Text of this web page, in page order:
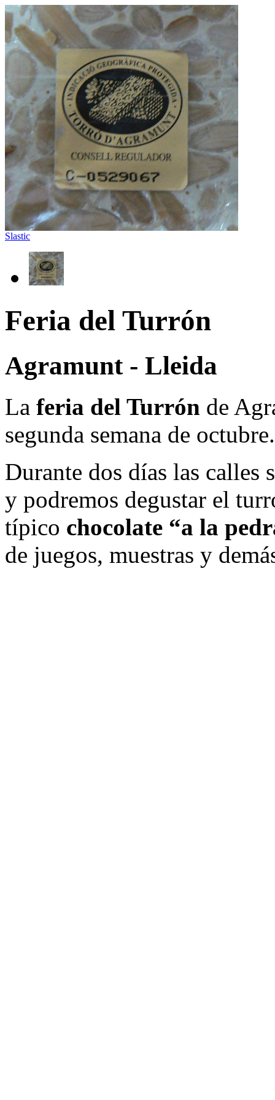
Slastic
Feria del Turrón
Agramunt - Lleida
La feria del Turrón de
segunda semana de octubre.
Durante dos días las calles
y podremos degustar el
típico chocolate “a la
de juegos, muestras y